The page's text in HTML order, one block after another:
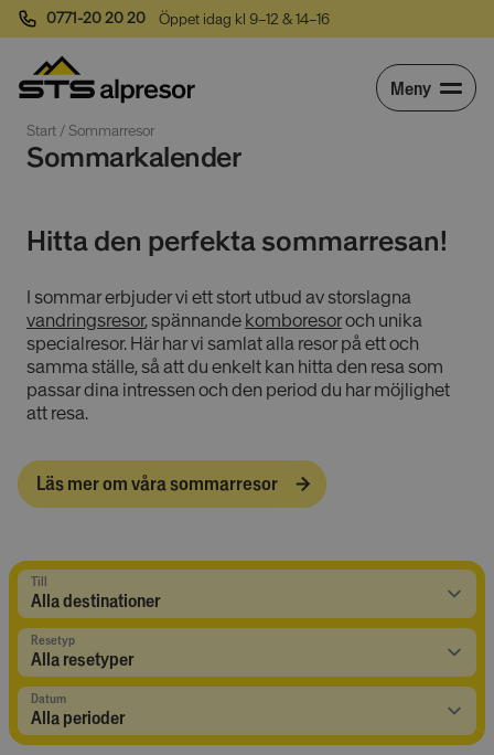
0771-20 20 20 Öppet idag kl 9–12 & 14–16
Meny
Start / Sommarresor
Sommarkalender
Hitta den perfekta sommarresan!
I sommar erbjuder vi ett stort utbud av storslagna
vandringsresor, spännande komboresoroch unika
specialresor. Här har vi samlat alla resor på ett och
samma ställe, så att du enkelt kan hitta den resa som
passar dina intressen och den period du har möjlighet
att resa.
Läs mer om våra sommarresor
Till
Resetyp
Datum